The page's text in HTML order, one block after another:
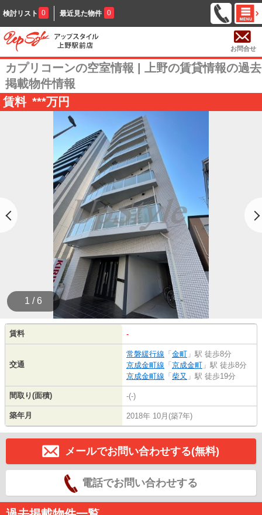
検討リスト 0 最近見た物件 0
お問合せ
カプリコーンの空室情報 | 上野の賃貸情報の過去
掲載物件情報
賃料 ***万円
1 / 6
賃料 -
交通
常磐緩行線 「 金町 」駅 徒歩8分
京成金町線 「 京成金町 」駅 徒歩8分
京成金町線 「 柴又 」駅 徒歩19分
間取り(面積) -(-)
築年月 2018年 10月(築7年)
メールでお問い合わせする(無料)
電話でお問い合わせする